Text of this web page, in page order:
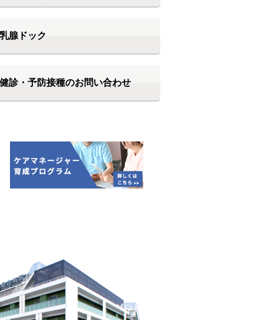
乳腺ドック
健診・予防接種のお問い合わせ